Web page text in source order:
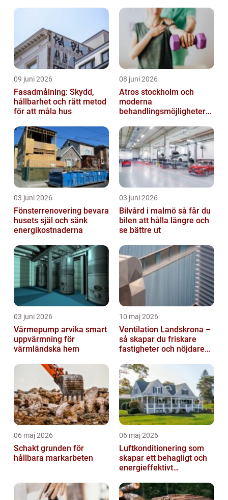
09 juni 2026
Fasadmålning: Skydd,
hållbarhet och rätt metod
för att måla hus
08 juni 2026
Atros stockholm och
moderna
behandlingsmöjligheter
03 juni 2026
Fönsterrenovering bevara
husets själ och sänk
energikostnaderna
03 juni 2026
Bilvård i malmö så får du
bilen att hålla längre och
se bättre ut
03 juni 2026
Värmepump arvika smart
uppvärmning för
värmländska hem
10 maj 2026
Ventilation Landskrona –
så skapar du friskare
fastigheter och nöjdare
06 maj 2026
Schakt grunden för
hållbara markarbeten
06 maj 2026
Luftkonditionering som
skapar ett behagligt och
energieffektivt